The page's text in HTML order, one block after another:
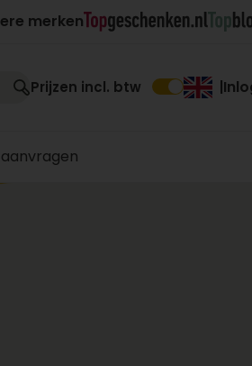
merken
Prijzen incl. btw